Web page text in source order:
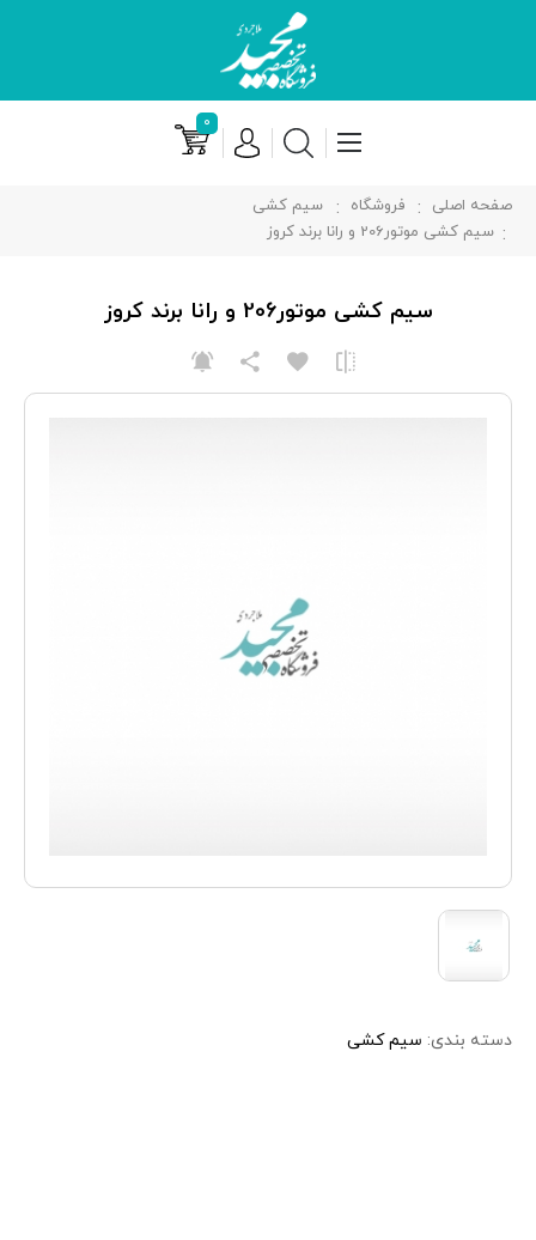
۰
صفحه اصلی فروشگاه
سیم کشی
سیم کشی موتور206 و رانا برند کروز
دسته بندی: سیم کشی
سیم کشی موتور206 و رانا برند کروز